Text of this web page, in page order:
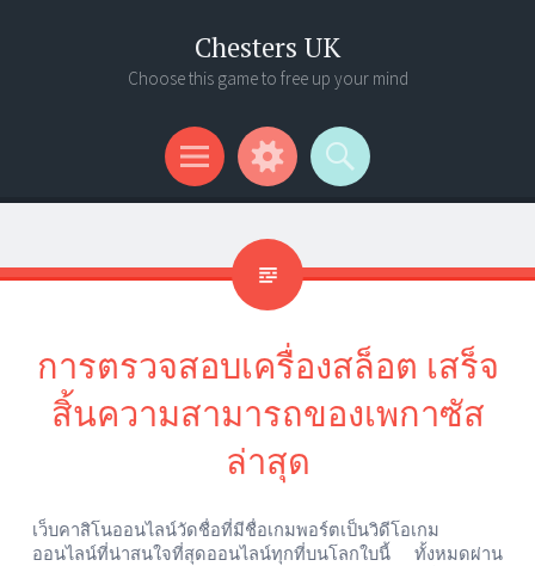
Chesters UK
Choose this game to free up your mind
Menu
Widgets
Search
การตรวจสอบเครื่องสล็อต เสร็จ
สิ้นความสามารถของเพกาซัส
ล่าสุด
เว็บคาสิโนออนไลน์วัดชื่อที่มีชื่อเกมพอร์ตเป็นวิดีโอเกม
ออนไลน์ที่น่าสนใจที่สุดออนไลน์ทุกที่บนโลกใบนี้
ทั้งหมดผ่าน